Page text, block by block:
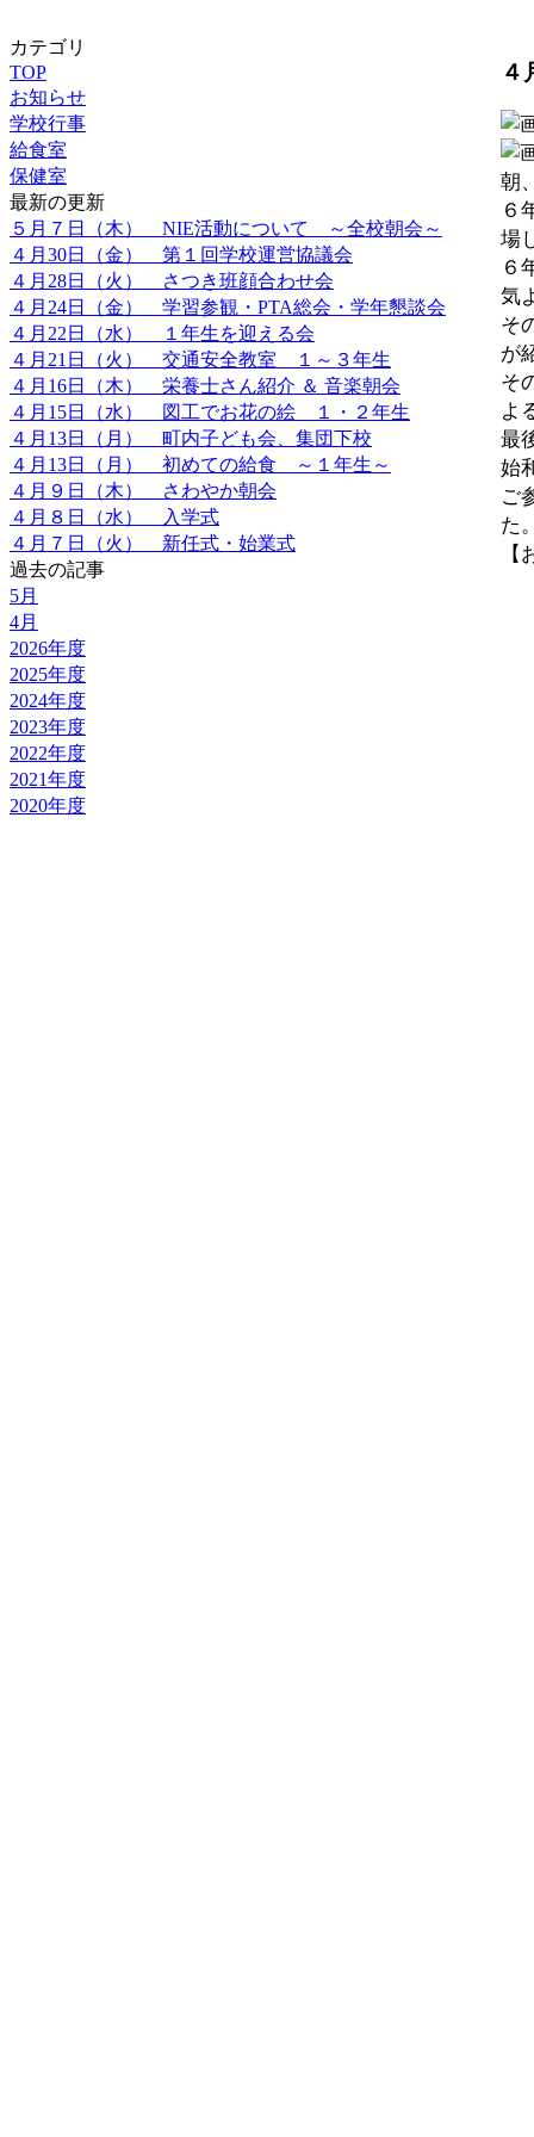
カテゴリ
TOP
お知らせ
学校行事
給食室
保健室
最新の更新
５月７日（木） NIE活動について ～全校朝会～
４月30日（金） 第１回学校運営協議会
４月28日（火） さつき班顔合わせ会
４月24日（金） 学習参観・PTA総会・学年懇談会
４月22日（水） １年生を迎える会
４月21日（火） 交通安全教室 １～３年生
４月16日（木） 栄養士さん紹介 ＆ 音楽朝会
４月15日（水） 図工でお花の絵 １・２年生
４月13日（月） 町内子ども会、集団下校
４月13日（月） 初めての給食 ～１年生～
４月９日（木） さわやか朝会
４月８日（水） 入学式
４月７日（火） 新任式・始業式
過去の記事
5月
4月
2026年度
2025年度
2024年度
2023年度
2022年度
2021年度
2020年度
４
朝
６
場
６
気
そ
が
そ
よ
最
始
ご
た